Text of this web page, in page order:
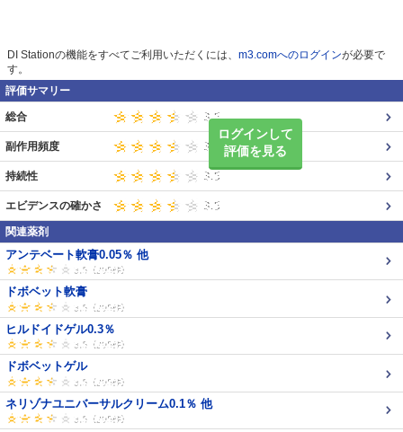
DI Stationの機能をすべてご利用いただくには、 m3.comへのログインが必要で
す。
評価サマリー
ログインして
評価を見る
総合
副作用頻度
持続性
エビデンスの確かさ
関連薬剤
アンテベート軟膏0.05％ 他
ドボベット軟膏
ヒルドイドゲル0.3％
ドボベットゲル
ネリゾナユニバーサルクリーム0.1％ 他